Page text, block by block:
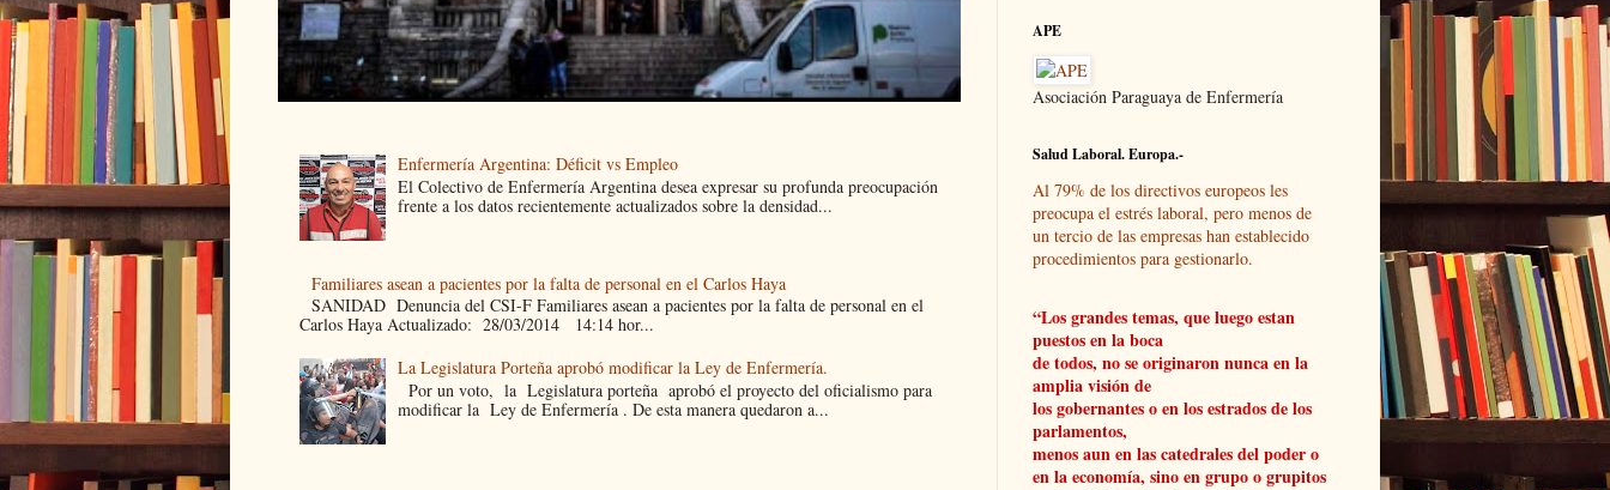
Enfermería Argentina: Déficit vs Empleo
El Colectivo de Enfermería Argentina desea expresar su profunda preocupación
frente a los datos recientemente actualizados sobre la densidad...
Familiares asean a pacientes por la falta de personal en el Carlos Haya
SANIDAD Denuncia del CSI-F Familiares asean a pacientes por la falta de personal en el
Carlos Haya Actualizado: 28/03/2014 14:14 hor...
La Legislatura Porteña aprobó modificar la Ley de Enfermería.
Por un voto, la Legislatura porteña aprobó el proyecto del oficialismo para
modificar la Ley de Enfermería . De esta manera quedaron a...
APE
Asociación Paraguaya de Enfermería
Salud Laboral. Europa.-
Al 79% de los directivos europeos les
preocupa el estrés laboral, pero menos de
un tercio de las empresas han establecido
procedimientos para gestionarlo.
“Los grandes temas, que luego estan
puestos en la boca
de todos, no se originaron nunca en la
amplia visión de
los gobernantes o en los estrados de los
parlamentos,
menos aun en las catedrales del poder o
en la economía, sino en grupo o grupitos